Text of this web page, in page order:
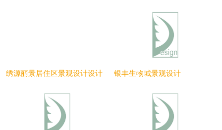
绣源丽景居住区景观设计设计 银丰生物城景观设计